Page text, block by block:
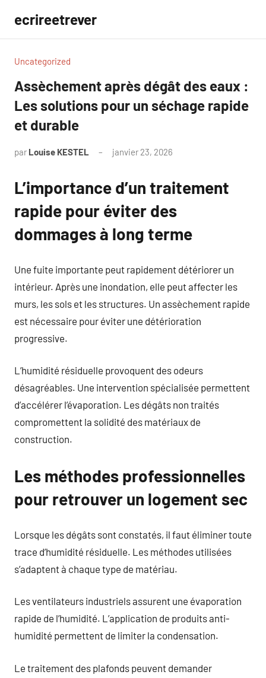
contenu
ecrireetrever
Uncategorized
Assèchement après dégât des eaux :
Les solutions pour un séchage rapide
et durable
par Louise KESTEL janvier 23, 2026
L’importance d’un traitement
rapide pour éviter des
dommages à long terme
Une fuite importante peut rapidement détériorer un
intérieur. Après une inondation, elle peut affecter les
murs, les sols et les structures. Un assèchement rapide
est nécessaire pour éviter une détérioration
progressive.
L’humidité résiduelle provoquent des odeurs
désagréables. Une intervention spécialisée permettent
d’accélérer l’évaporation. Les dégâts non traités
compromettent la solidité des matériaux de
construction.
Les méthodes professionnelles
pour retrouver un logement sec
Lorsque les dégâts sont constatés, il faut éliminer toute
trace d’humidité résiduelle. Les méthodes utilisées
s’adaptent à chaque type de matériau.
Les ventilateurs industriels assurent une évaporation
rapide de l’humidité. L’application de produits anti-
humidité permettent de limiter la condensation.
Le traitement des plafonds peuvent demander